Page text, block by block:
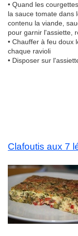
• Quand les
la sauce tomate dans
contenu la viande,
pour garnir l'assiette,
• Chauffer à feu doux
chaque ravioli
• Disposer sur
Clafoutis aux 7